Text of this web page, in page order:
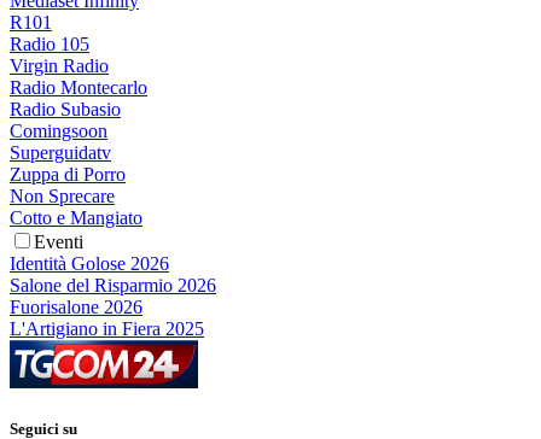
R101
Radio 105
Virgin Radio
Radio Montecarlo
Radio Subasio
Comingsoon
Superguidatv
Zuppa di Porro
Non Sprecare
Cotto e Mangiato
Eventi
Identità Golose 2026
Salone del Risparmio 2026
Fuorisalone 2026
L'Artigiano in Fiera 2025
Seguici su